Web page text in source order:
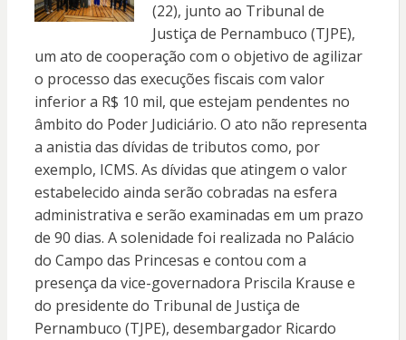
(22), junto ao Tribunal de
Justiça de Pernambuco (TJPE),
um ato de cooperação com o objetivo de agilizar
o processo das execuções fiscais com valor
inferior a R$ 10 mil, que estejam pendentes no
âmbito do Poder Judiciário. O ato não representa
a anistia das dívidas de tributos como, por
exemplo, ICMS. As dívidas que atingem o valor
estabelecido ainda serão cobradas na esfera
administrativa e serão examinadas em um prazo
de 90 dias. A solenidade foi realizada no Palácio
do Campo das Princesas e contou com a
presença da vice-governadora Priscila Krause e
do presidente do Tribunal de Justiça de
Pernambuco (TJPE), desembargador Ricardo